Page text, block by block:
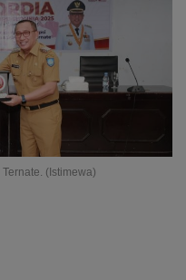
(Istimewa)